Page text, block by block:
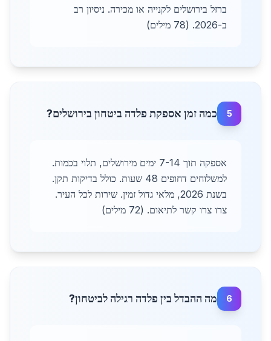
ברזל בירושלים לקנייה או מכירה. ניסיון רב
ב-2026. (78 מילים)
5 כמה זמן אספקת פלדה ביטחון בירושלים?
אספקה תוך 7-14 ימים מירושלים, תלוי בכמות.
למשלוחים דחופים 48 שעות. כולל בדיקות תקן.
בשנת 2026, מלאי גדול זמין. שירות לכל העיר.
צרו צרו קשר לתיאום. (72 מילים)
6 מה ההבדל בין פלדה רגילה לביטחון?